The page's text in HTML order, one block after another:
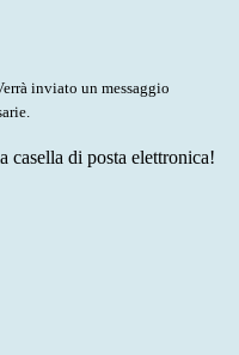
inviato un messaggio
casella di posta elettronica!